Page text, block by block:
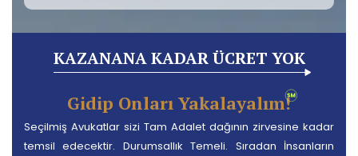
KAZANANA KADAR ÜCRET YOK
Gidip Onları Yakalayalım!
Seçilmiş Avukatlar sizi Tam Adalet dağının zirvesine kadar
temsil edecektir. Durumsallık Temeli. Sıradan İnsanların